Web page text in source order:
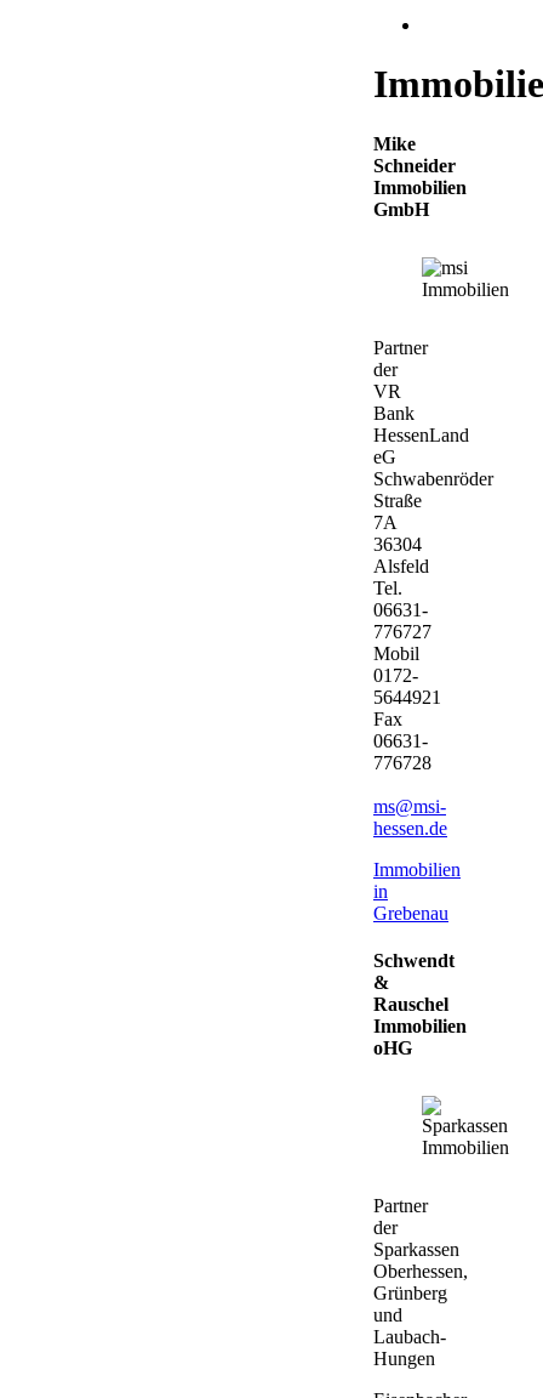
Mike
Schneider
Immobilien
GmbH
Partner
der
VR
Bank
HessenLand
eG
Schwabenröder
Straße
7A
36304
Alsfeld
Tel.
06631-
776727
Mobil
0172-
5644921
Fax
06631-
776728
ms@msi-
hessen.de
Immobilien
in
Grebenau
Schwendt
&
Rauschel
Immobilien
oHG
Partner
der
Sparkassen
Oberhessen,
Grünberg
und
Laubach-
Hungen